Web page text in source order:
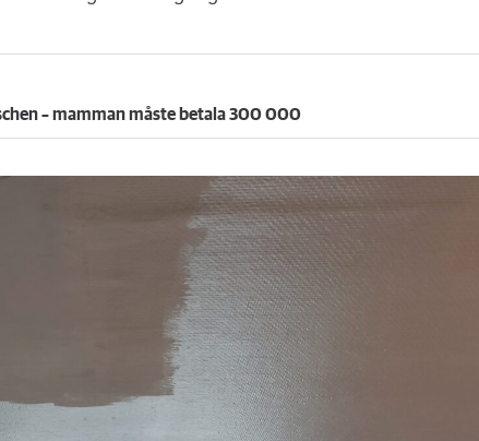
– mamman måste betala 300 000